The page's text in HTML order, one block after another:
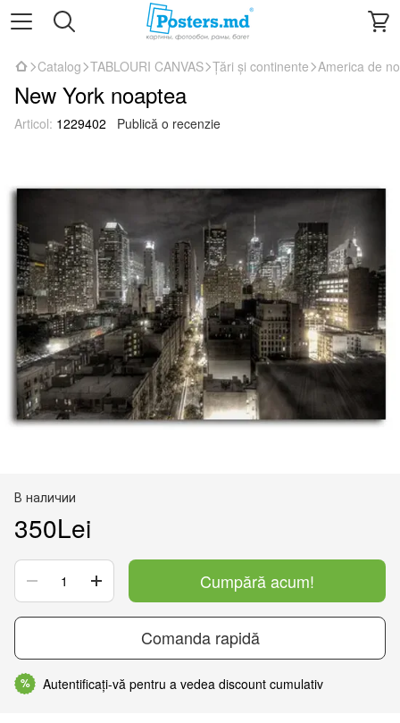
Catalog TABLOURI CANVAS Țări și continente America de
New York noaptea
Articol: 1229402 Publică o recenzie
В наличии
350Lei
Cumpără acum!
Comanda rapidă
% Autentificați-vă pentru a vedea discount cumulativ